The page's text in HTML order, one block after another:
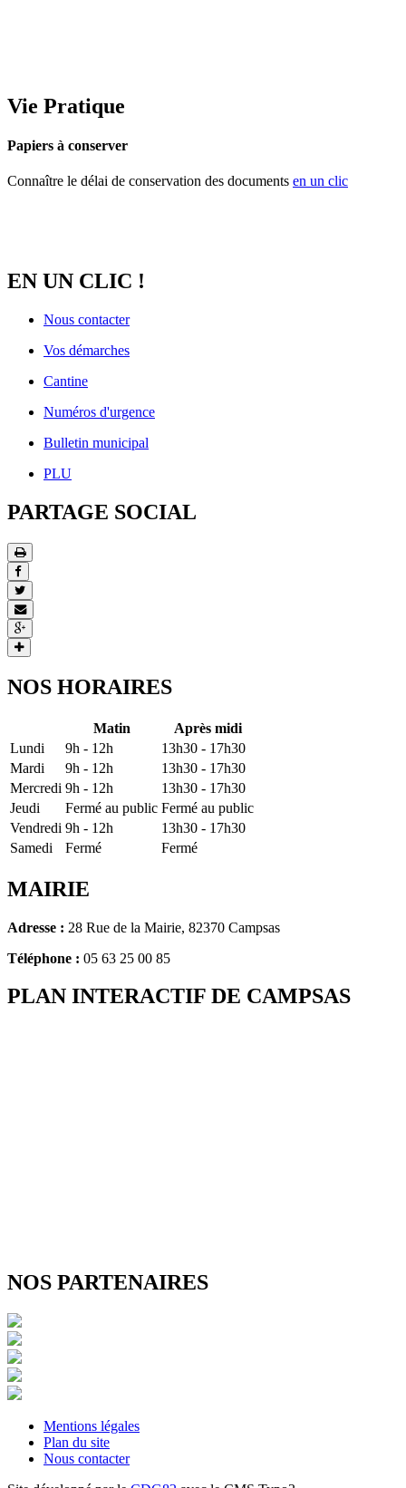
Vie Pratique
Papiers à conserver
Connaître le délai de conservation des documents en un clic
EN UN CLIC !
Nous contacter
Vos démarches
Cantine
Numéros d'urgence
Bulletin municipal
PLU
PARTAGE SOCIAL
NOS HORAIRES
Matin
Après midi
Lundi
9h - 12h
13h30 - 17h30
Mardi
9h - 12h
13h30 - 17h30
Mercredi 9h - 12h
13h30 - 17h30
Jeudi
Fermé au public Fermé au public
Vendredi 9h - 12h
13h30 - 17h30
Samedi
Fermé Fermé
MAIRIE
Adresse : 28 Rue de la Mairie, 82370 Campsas
Téléphone : 05 63 25 00 85
PLAN INTERACTIF DE CAMPSAS
NOS PARTENAIRES
Mentions légales
Plan du site
Nous contacter